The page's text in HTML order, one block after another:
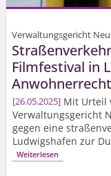
Verwaltungsgericht
Filmfestival in
26.05.2025 Mit Urteil
Verwaltungsgericht
gegen eine
Ludwigshafen zur
Weiterlesen